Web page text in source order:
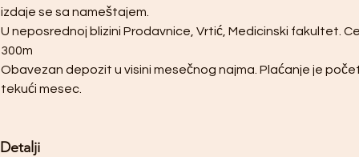
izdaje se sa nameštajem.
U neposrednoj blizini Prodavnice, Vrtić, Medicinski fakultet.
300m
Obavezan depozit u visini mesečnog najma. Plaćanje je
tekući mesec.
Detalji